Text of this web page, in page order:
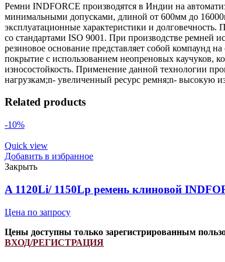
Ремни INDFORCE производятся в Индии на
минимальными допусками, длиной от 600мм до
эксплуатационные характеристики и
со стандартами ISO 9001. При производстве
резиновое основание представляет собой компаунд
покрытие с использованием неопреновых каучуков,
износостойкость. Применение данной технологии
нагрузкам;n- увеличенный ресурс ремня;n- высокую
Related products
-10%
Quick view
Добавить в избранное
Закрыть
A 1120Li/ 1150Lp ремень клиновой
Цена по запросу
Цены доступны только зарегистрированным
ВХОД/РЕГИСТРАЦИЯ